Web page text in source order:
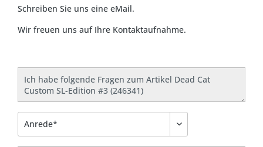
Schreiben Sie uns eine eMail.
Wir freuen uns auf Ihre Kontaktaufnahme.